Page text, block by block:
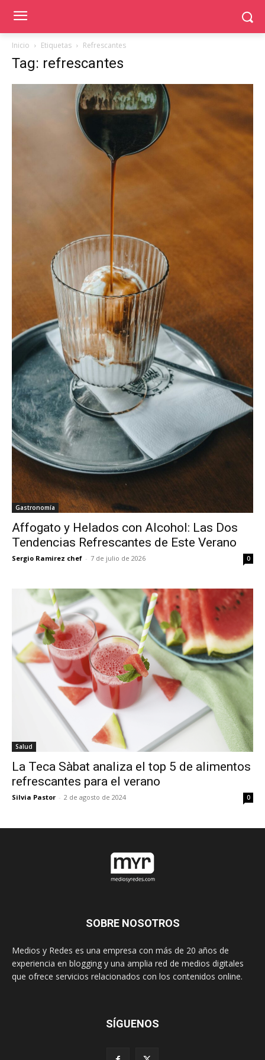
Inicio Etiquetas Refrescantes
Tag: refrescantes
Gastronomía
Affogato y Helados con Alcohol: Las Dos
Tendencias Refrescantes de Este Verano
Sergio Ramirez chef - 7 de julio de 2026 0
Salud
La Teca Sàbat analiza el top 5 de alimentos
refrescantes para el verano
Silvia Pastor - 2 de agosto de 2024 0
SOBRE NOSOTROS
Medios y Redes es una empresa con más de 20 años de
experiencia en blogging y una amplia red de medios digitales
que ofrece servicios relacionados con los contenidos online.
SÍGUENOS